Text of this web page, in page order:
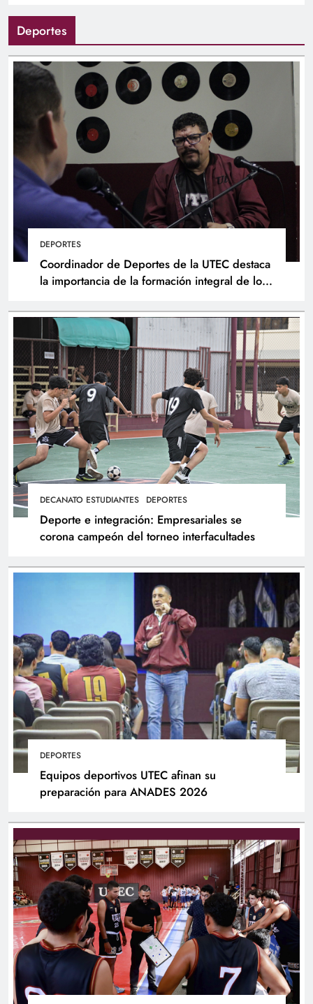
Deportes
DEPORTES
Coordinador de Deportes de la UTEC destaca
la importancia de la formación integral de los
DECANATO ESTUDIANTES DEPORTES
Deporte e integración: Empresariales se
corona campeón del torneo interfacultades
DEPORTES
Equipos deportivos UTEC afinan su
preparación para ANADES 2026